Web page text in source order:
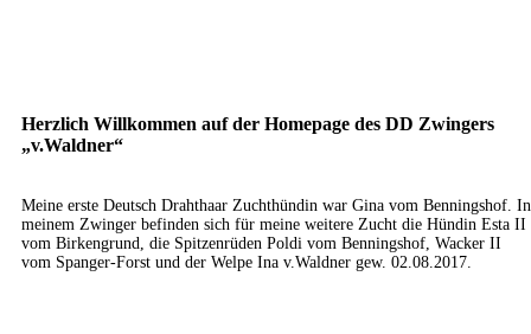
Herzlich Willkommen auf der Homepage des DD Zwingers
„v.Waldner“
Meine erste Deutsch Drahthaar Zuchthündin war Gina vom Benningshof. In
meinem Zwinger befinden sich für meine weitere Zucht die Hündin Esta II
vom Birkengrund, die Spitzenrüden Poldi vom Benningshof, Wacker II
vom Spanger-Forst und der Welpe Ina v.Waldner gew. 02.08.2017.